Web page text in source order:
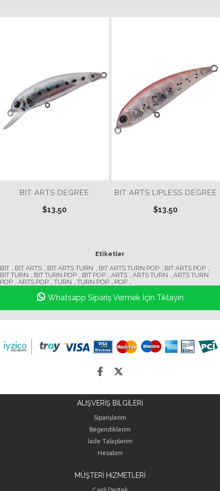
BIT ARTS DEGREE
$13.50
BIT ARTS LIPLESS DEGREE
$13.50
Etiketler
BIT , BIT ARTS , BIT ARTS TURN , BIT ARTS TURN POP , BIT ARTS POP ,
BIT TURN , BIT TURN POP , BIT POP , ARTS , ARTS TURN , ARTS TURN
POP , ARTS POP , TURN , TURN POP , POP ,
Whatsapp Sipariş Vermek İçin Tıklayın
ALIŞVERİŞ BİLGİLERİ
Siparişlerim
Beğendiklerim
İade Taleplerim
Hesabım
MÜŞTERİ HİZMETLERİ